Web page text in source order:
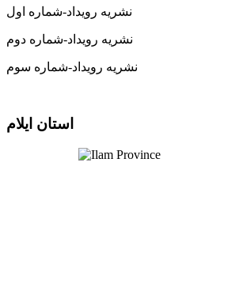
نشريه رويداد-شماره اول
نشريه رويداد-شماره دوم
نشريه رويداد-شماره سوم
استان ایلام